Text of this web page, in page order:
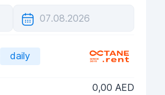
daily
0,00 AED